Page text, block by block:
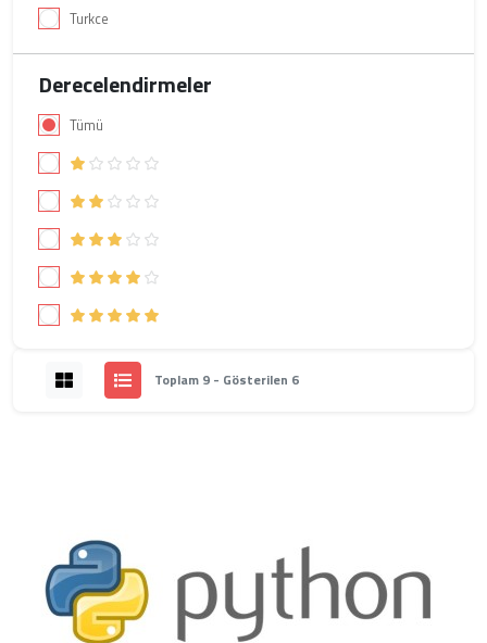
Turkce
Derecelendirmeler
Tümü
Toplam 9 - Gösterilen 6